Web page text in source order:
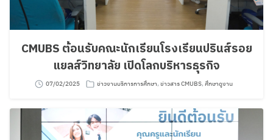
CMUBS ต้อนรับคณะนักเรียนโรงเรียนปรินส์รอย
แยลส์วิทยาลัย เปิดโลกบริหารธุรกิจ
07/02/2025 ข่าวงานบริการการศึกษา, ข่าวสาร CMUBS, ศึกษาดูงาน